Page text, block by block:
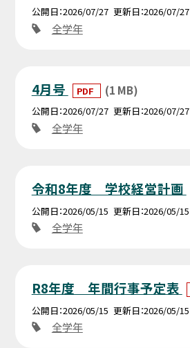
公開日 2026/07/27 更新日 2026/07/27
全学年
4月号 PDF (1 MB)
公開日 2026/07/27 更新日 2026/07/27
全学年
令和8年度 学校経営計画
公開日 2026/05/15 更新日 2026/05/15
全学年
R8年度 年間行事予定表
公開日 2026/05/15 更新日 2026/05/15
全学年